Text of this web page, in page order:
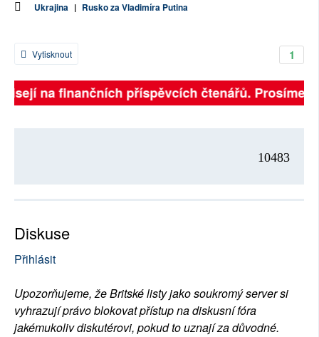
Ukrajina | Rusko za Vladimíra Putina
1
Vytisknout
na finančních příspěvcích čtenářů. Prosíme,
10483
Diskuse
Přihlásit
Upozorňujeme, že Britské listy jako soukromý server si
vyhrazují právo blokovat přístup na diskusní fóra
jakémukoliv diskutérovi, pokud to uznají za důvodné.